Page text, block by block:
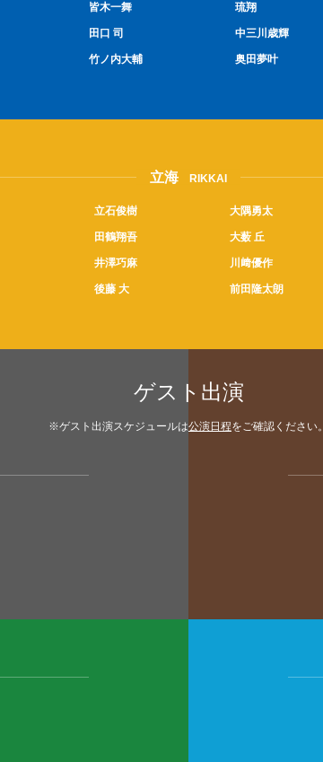
皆木一舞
田口 司
竹ノ内大輔
琉翔
中三川歳輝
奥田夢叶
立海 RIKKAI
立石俊樹
田鶴翔吾
井澤巧麻
後藤 大
大隅勇太
大薮 丘
川﨑優作
前田隆太朗
ゲスト出演
※ゲスト出演スケジュールは公演日程をご確認ください。